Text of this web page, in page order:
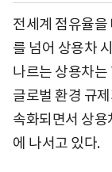
전세계 점유율
를 넘어 상용차
나르는 상용차
글로벌 환경 규
속화되면서 상
에 나서고 있다.